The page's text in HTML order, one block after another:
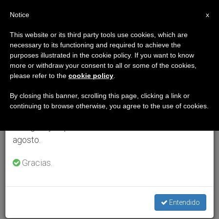
×
Aviso importante
Del 27 de julio al 7 de agosto haremos la pausa
anual, aprovechando que en el periodo de verano
se generan menos informaciones y también el
agosto.
Gracias.
Entendido
x
Notice
This website or its third party tools use cookies, which are
necessary to its functioning and required to achieve the
purposes illustrated in the cookie policy. If you want to know
more or withdraw your consent to all or some of the cookies,
please refer to the cookie policy
By closing this banner, scrolling this page, clicking a link or
continuing to browse otherwise, you agree to the use of cookies.